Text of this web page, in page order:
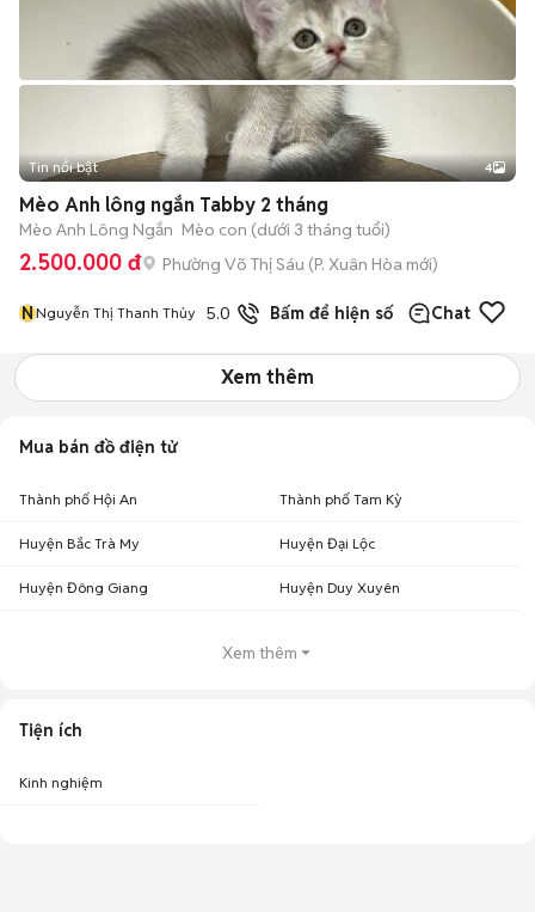
Tin nổi bật 4
Mèo Anh lông ngắn Tabby 2 tháng
Mèo Anh Lông Ngắn Mèo con (dưới 3 tháng tuổi)
2.500.000 đ Phường Võ Thị Sáu (P. Xuân Hòa mới)
NNguyễn Thị Thanh Thủy 5.0 19 đã bán
Bấm để hiện số Chat
Xem thêm
Mua bán đồ điện tử
Thành phố Hội An Thành phố Tam Kỳ
Huyện Bắc Trà My Huyện Đại Lộc
Huyện Đông Giang Huyện Duy Xuyên
Xem thêm
Tiện ích
Kinh nghiệm